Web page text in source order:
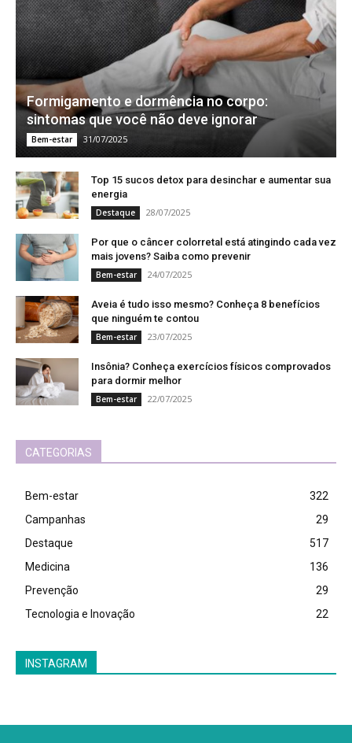
Formigamento e dormência no corpo:
sintomas que você não deve ignorar
Bem-estar 31/07/2025
Top 15 sucos detox para desinchar e aumentar sua
energia
Destaque 28/07/2025
Por que o câncer colorretal está atingindo cada vez
mais jovens? Saiba como prevenir
Bem-estar 24/07/2025
Aveia é tudo isso mesmo? Conheça 8 benefícios
que ninguém te contou
Bem-estar 23/07/2025
Insônia? Conheça exercícios físicos comprovados
para dormir melhor
Bem-estar 22/07/2025
CATEGORIAS
Bem-estar
322
Campanhas
29
Destaque
517
Medicina
136
Prevenção
29
Tecnologia e Inovação
22
INSTAGRAM